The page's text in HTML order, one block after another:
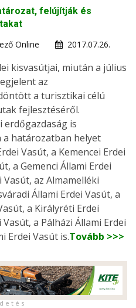
felújítják és
Online
2017.07.26.
kisvasútjai, miután a július
az
a turisztikai célú
fejlesztéséről.
erdőgazdaság is
határozatban helyet
Vasút, a Kemencei Erdei
a Gemenci Állami Erdei
Vasút, az Almamelléki
Állami Erdei Vasút, a
a Királyréti Erdei
a Pálházi Állami Erdei
Erdei Vasút is.Tovább >>>
e t é s